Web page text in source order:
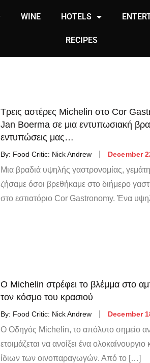
WINE HOTELS
RECIPES
Τρεις αστέρες Michelin στο Cor
Jan Boerma σε μια εντυπωσιακή
εντυπώσεις μας…
By: Food Critic: Nick Andrew December
Μια βραδιά υψηλής γαστρονομίας,
ζήσαμε όσοι βρεθήκαμε στο διήμερο
στο εστιατόριο Cor Gastronomy. Ένα
Ο Michelin στρέφει το βλέμμα στο
τον κόσμο του κρασιού
By: Food Critic: Nick Andrew December
Ο Οδηγός Michelin, το απόλυτο σημείο
ετοιμάζεται να ανοίξει ένα
ίδιων των οινοπαραγωγών. Από το […]